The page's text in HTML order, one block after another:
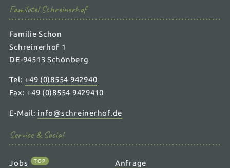
Familotel Schreinerhof
Familie Schon
Schreinerhof 1
DE-94513 Schönberg
Tel:+49 (0)8554 942940
Fax: +49 (0)8554 9429410
E-Mail: info@schreinerhof.de
Service & Social
Jobs TOP Anfrage